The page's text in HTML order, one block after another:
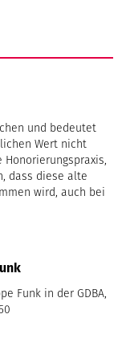
und bedeutet
Wert nicht
dass diese alte
wird, auch bei
Funk in der GDBA,